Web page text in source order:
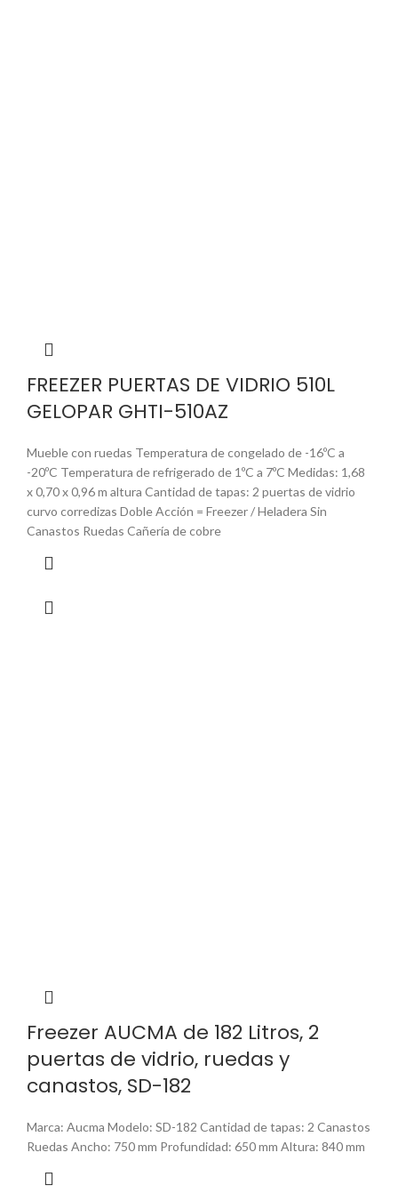
FREEZER PUERTAS DE VIDRIO 510L
GELOPAR GHTI-510AZ
Mueble con ruedas Temperatura de congelado de -16ºC a
-20ºC Temperatura de refrigerado de 1ºC a 7ºC Medidas: 1,68
x 0,70 x 0,96 m altura Cantidad de tapas: 2 puertas de vidrio
curvo corredizas Doble Acción = Freezer / Heladera Sin
Canastos Ruedas Cañería de cobre
Freezer AUCMA de 182 Litros, 2
puertas de vidrio, ruedas y
canastos, SD-182
Marca: Aucma Modelo: SD-182 Cantidad de tapas: 2 Canastos
Ruedas Ancho: 750 mm Profundidad: 650 mm Altura: 840 mm